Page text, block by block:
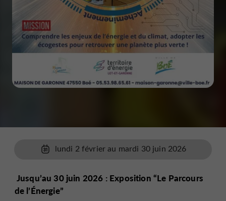
lundi 2 février au mardi 30 juin 2026
Jusqu’au 30 juin 2026 : Exposition “Le Parcours
de l’Énergie”